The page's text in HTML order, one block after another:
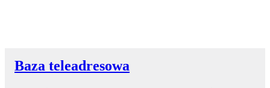
Baza teleadresowa